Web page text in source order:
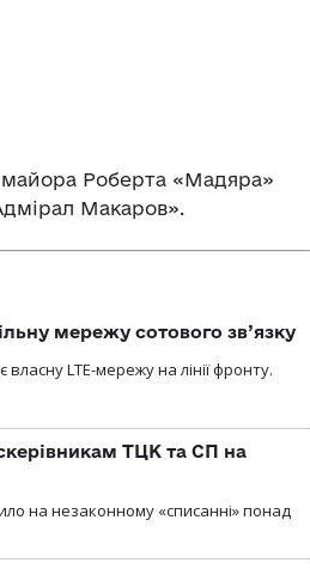
Роберта «Мадяра»
Макаров».
мережу сотового зв’язку
LTE-мережу на лінії фронту.
ТЦК та СП на
на незаконному «списанні» понад